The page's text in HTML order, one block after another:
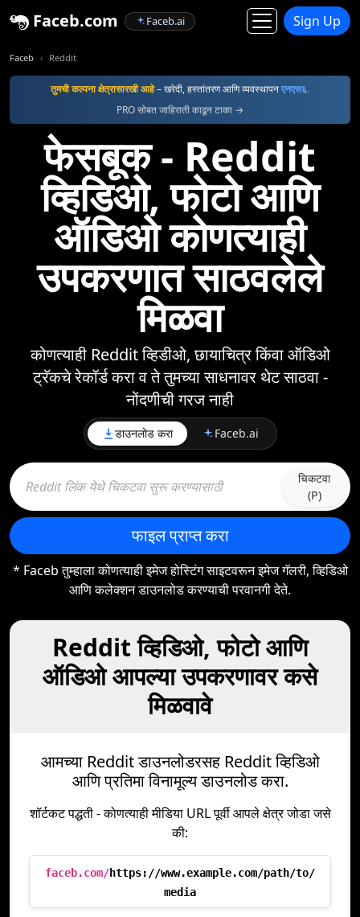
Faceb.com Faceb.ai Sign Up
Faceb Reddit
तुमची कल्पना क्षेत्रासारखी आहे– खरेदी, हस्तांतरण आणि व्यवस्थापनएनएस६.
PRO सोबत जाहिराती काढून टाका →
फेसबूक - Reddit
व्हिडिओ, फोटो आणि
ऑडिओ कोणत्याही
उपकरणात साठवलेले
मिळवा
कोणत्याही Reddit व्हिडीओ, छायाचित्र किंवा ऑडिओ
ट्रॅकचे रेकॉर्ड करा व ते तुमच्या साधनावर थेट साठवा -
नोंदणीची गरज नाही
डाउनलोड करा Faceb.ai
चिकटवा
(P)
फाइल प्राप्त करा
* Faceb तुम्हाला कोणत्याही इमेज होस्टिंग साइटवरून इमेज गॅलरी, व्हिडिओ
आणि कलेक्शन डाउनलोड करण्याची परवानगी देते.
Reddit व्हिडिओ, फोटो आणि
ऑडिओ आपल्या उपकरणावर कसे
मिळवावे
आमच्या Reddit डाउनलोडरसह Reddit व्हिडिओ
आणि प्रतिमा विनामूल्य डाउनलोड करा.
शॉर्टकट पद्धती - कोणत्याही मीडिया URL पूर्वी आपले क्षेत्र जोडा जसे
की:
faceb.com/https://www.example.com/path/to/
media